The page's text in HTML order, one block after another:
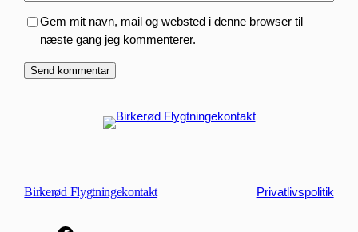
Gem mit navn, mail og websted i denne browser til
næste gang jeg kommenterer.
Birkerød Flygtningekontakt Privatlivspolitik